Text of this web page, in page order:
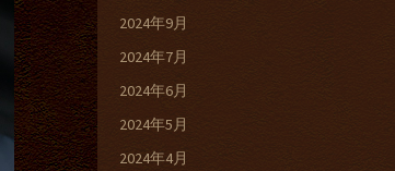
2024年9月
2024年7月
2024年6月
2024年5月
2024年4月